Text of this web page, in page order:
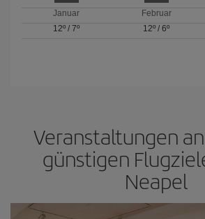
Januar
12º /7º
Februar
12º / 6º
Veranstaltungen
günstigen
Neapel